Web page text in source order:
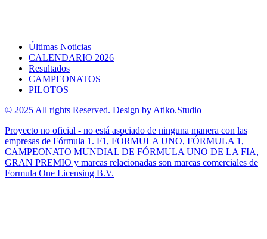
Últimas Noticias
CALENDARIO 2026
Resultados
CAMPEONATOS
PILOTOS
© 2025 All rights Reserved. Design by Atiko.Studio
Proyecto no oficial - no está asociado de ninguna manera con las
empresas de Fórmula 1. F1, FÓRMULA UNO, FÓRMULA 1,
CAMPEONATO MUNDIAL DE FÓRMULA UNO DE LA FIA,
GRAN PREMIO y marcas relacionadas son marcas comerciales de
Formula One Licensing B.V.